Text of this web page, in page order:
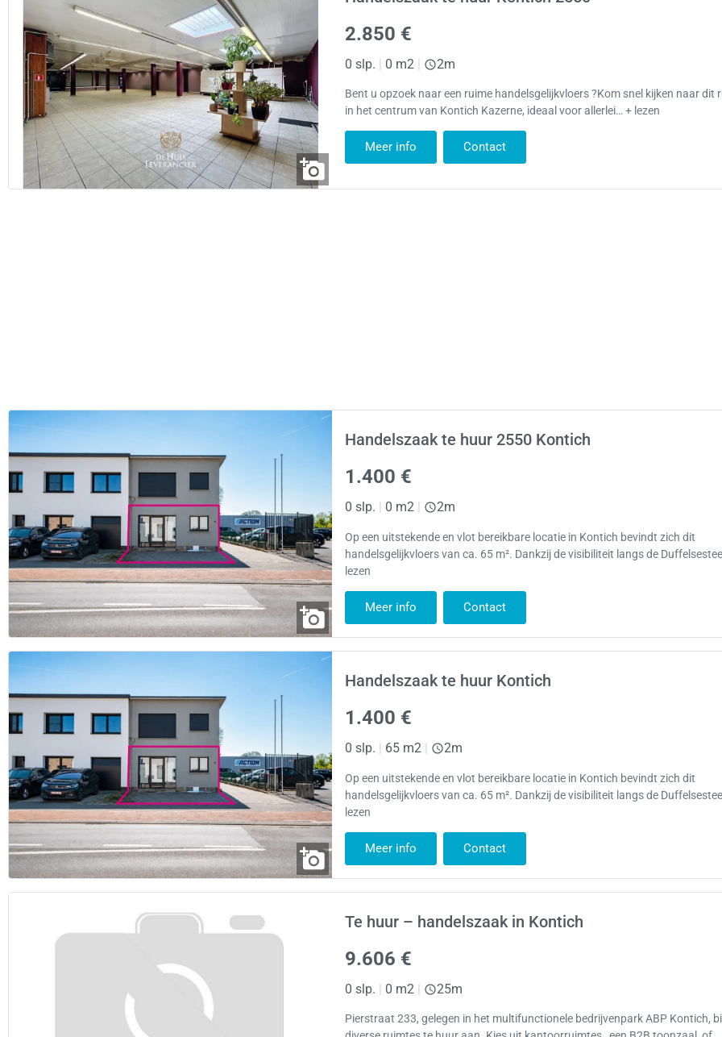
2.850 €
0 slp. | 0 m2 | 2m
Bent u opzoek naar een ruime handelsgelijkvloers ?Kom snel kijken naar dit
in het centrum van Kontich Kazerne, ideaal voor allerlei… + lezen
Meer info Contact
Handelszaak te huur 2550 Kontich
1.400 €
0 slp. 0 m2 2m
Op een uitstekende en vlot bereikbare locatie in Kontich bevindt zich dit
handelsgelijkvloers van ca. 65 m². Dankzij de visibiliteit langs de
lezen
Meer info Contact
Handelszaak te huur Kontich
1.400 €
0 slp. | 65 m2 | 2m
Op een uitstekende en vlot bereikbare locatie in Kontich bevindt zich dit
handelsgelijkvloers van ca. 65 m². Dankzij de visibiliteit langs de
lezen
Meer info Contact
Te huur – handelszaak in Kontich
9.606 €
0 slp. | 0 m2 | 25m
Pierstraat 233, gelegen in het multifunctionele bedrijvenpark ABP Kontich,